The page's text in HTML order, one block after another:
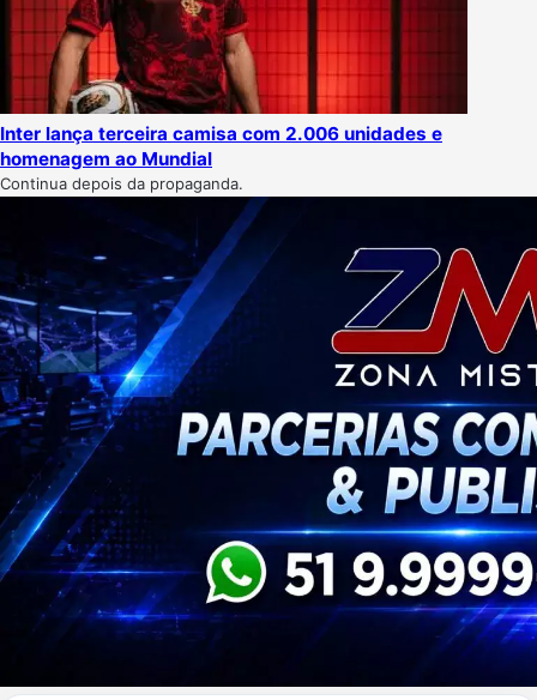
Inter lança terceira camisa com 2.006 unidades e
homenagem ao Mundial
Continua depois da propaganda.